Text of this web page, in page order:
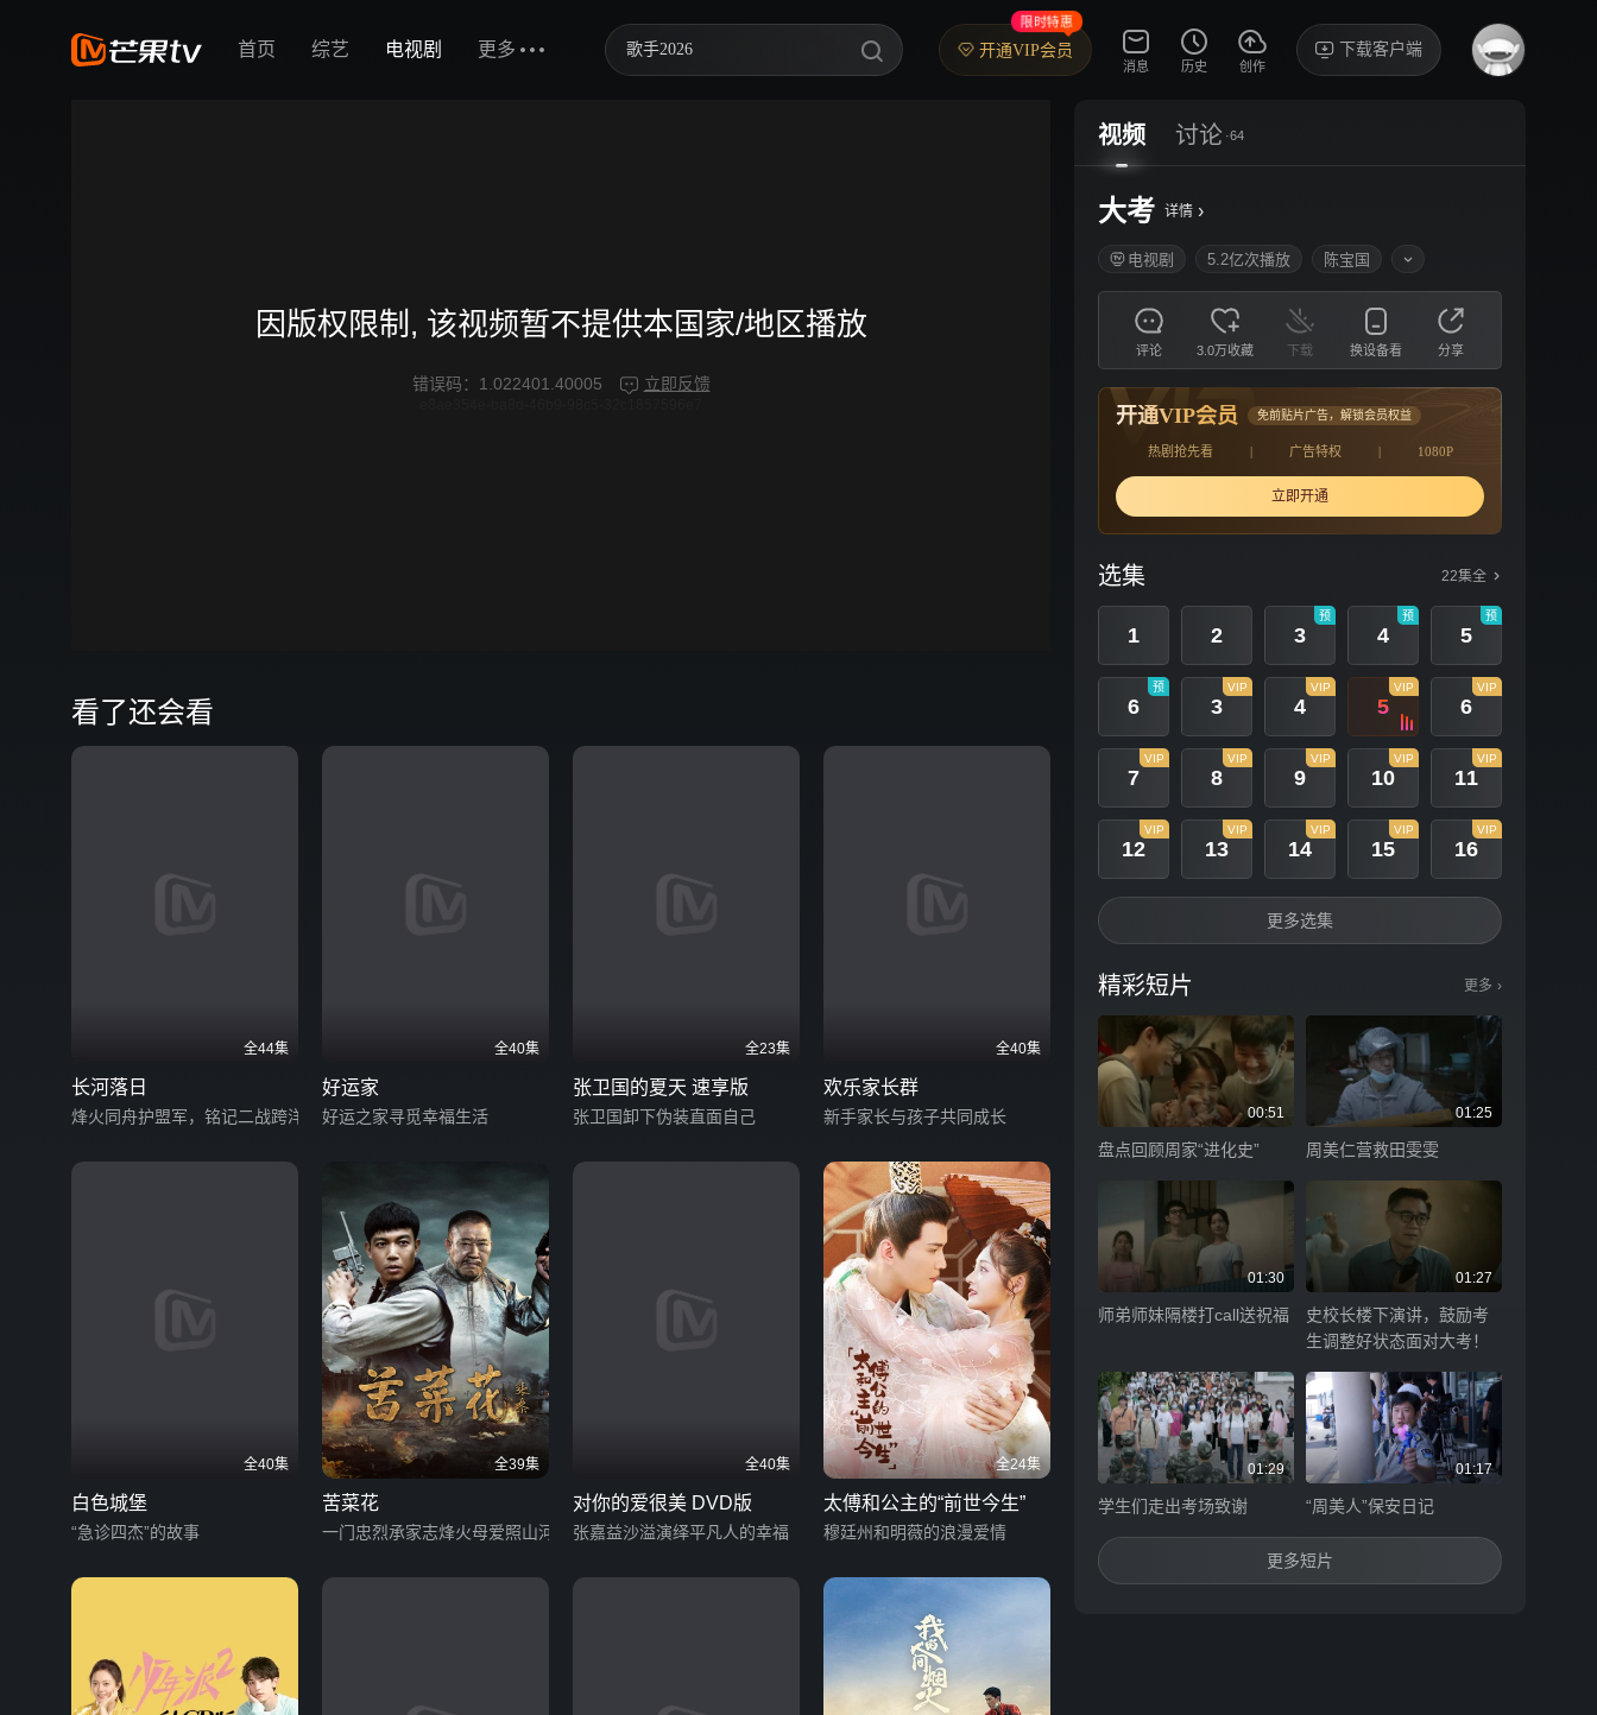
首页 综艺 电视剧 更多 歌手2026
妻子的浪漫旅行2026
开通VIP会员
限时特惠
消息 历史 创作
下载客户端
因版权限制, 该视频暂不提供本国家/地区播放
错误码： 1.022401.40005 立即反馈
看了还会看
全44集
长河落日
烽火同舟护盟军，铭记二战跨洋情义
全40集
好运家
好运之家寻觅幸福生活
全23集
张卫国的夏天 速享版
张卫国卸下伪装直面自己
全40集
欢乐家长群
新手家长与孩子共同成长
全40集
白色城堡
“急诊四杰”的故事
全39集
苦菜花
一门忠烈承家志烽火母爱照山河
全40集
对你的爱很美 DVD版
张嘉益沙溢演绎平凡人的幸福
全24集
太傅和公主的“前世今生”
穆廷州和明薇的浪漫爱情
视频 讨论 ·64
大考 详情 ›
电视剧 5.2亿次播放 陈宝国
评论 3.0万收藏 下载 换设备看 分享
开通VIP会员 免前贴片广告，解锁会员权益
热剧抢先看 | 广告特权 | 1080P
立即开通
选集 22集全
1 2 3
预
4
预
5
预
6
预
3
VIP
4
VIP
5
VIP
6
VIP
7
VIP
8
VIP
9
VIP
10
VIP
11
VIP
12
VIP
13
VIP
14
VIP
15
VIP
16
VIP
更多选集
精彩短片 更多 ›
00:51
盘点回顾周家“进化史”
01:25
周美仁营救田雯雯
01:30
师弟师妹隔楼打call送祝福
01:27
史校长楼下演讲，鼓励考
生调整好状态面对大考！
01:29
学生们走出考场致谢
01:17
“周美人”保安日记
更多短片